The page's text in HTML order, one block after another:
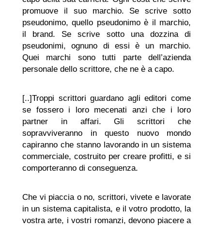
promuove il suo marchio. Se scrive sotto
pseudonimo, quello pseudonimo è il marchio,
il brand. Se scrive sotto una dozzina di
pseudonimi, ognuno di essi è un marchio.
Quei marchi sono tutti parte dell’azienda
personale dello scrittore, che ne è a capo.
[..]Troppi scrittori guardano agli editori come
se fossero i loro mecenati anzi che i loro
partner in affari. Gli scrittori che
sopravviveranno in questo nuovo mondo
capiranno che stanno lavorando in un sistema
commerciale, costruito per creare profitti, e si
comporteranno di conseguenza.
Che vi piaccia o no, scrittori, vivete e lavorate
in un sistema capitalista, e il votro prodotto, la
vostra arte, i vostri romanzi, devono piacere a